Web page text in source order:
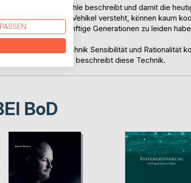
Hölle extreme Gefühle beschreibt und damit die
Rationalität als ihr Vehikel versteht, können kaum
Folgen zukünftige Generationen zu leiden
durch seine Technik Sensibilität und Rationalität
fördern. Das Buch beschreibt diese Technik.
BoD